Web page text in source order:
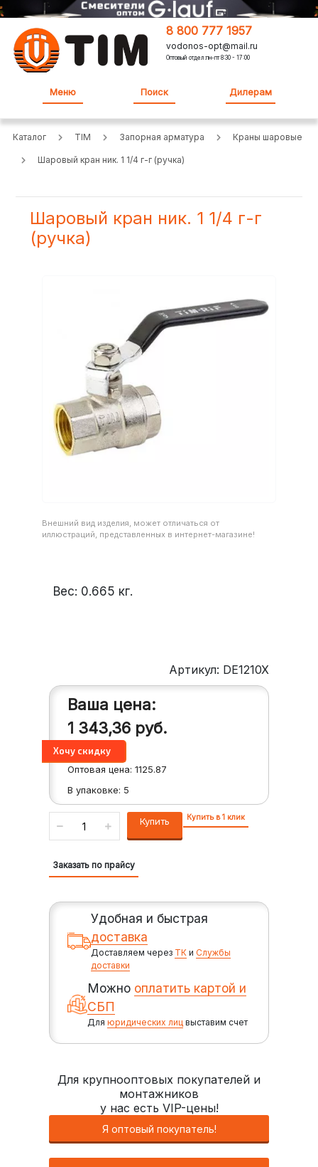
8 800 777 1957
vodonos-opt@mail.ru
Оптовый отдел:пн-пт 8:30 - 17:00
Меню Поиск Дилерам
Каталог TIM Запорная арматура Краны шаровые
Шаровый кран ник. 1 1/4 г-г (ручка)
Шаровый кран ник. 1 1/4 г-г
(ручка)
Внешний вид изделия, может отличаться от
иллюстраций, представленных в интернет-магазине!
Вес: 0.665 кг.
Артикул: DE1210X
Ваша цена:
1 343,36 руб.
Оптовая цена: 1125.87
В упаковке: 5
Купить Купить в 1 клик
Заказать по прайсу
Удобная и быстрая
доставка
Доставляем через ТК иСлужбы
доставки
Можно оплатить картой и
СБП
Дляюридических лиц выставим счет
Для крупнооптовых покупателей и
монтажников
у нас есть VIP-цены!
Я оптовый покупатель!